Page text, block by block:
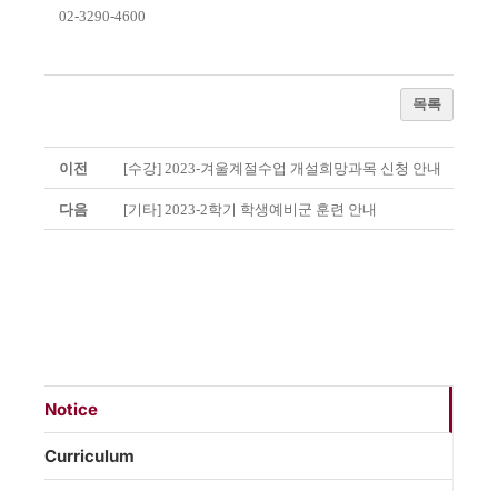
02-3290-4600
목록
이전 [수강] 2023-겨울계절수업 개설희망과목 신청 안내
다음 [기타] 2023-2학기 학생예비군 훈련 안내
Notice
Curriculum